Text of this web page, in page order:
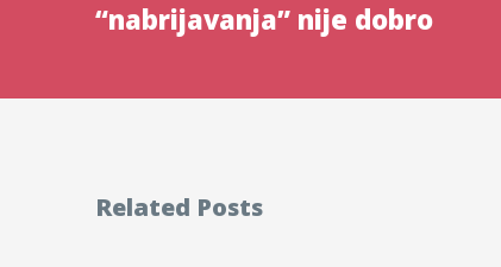
“nabrijavanja” nije dobro
Related Posts